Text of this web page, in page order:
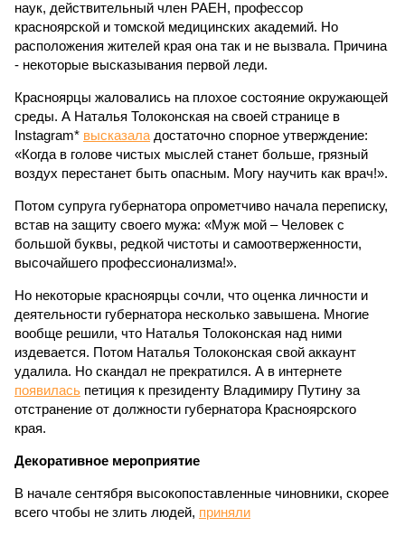
наук, действительный член РАЕН, профессор
красноярской и томской медицинских академий. Но
расположения жителей края она так и не вызвала. Причина
- некоторые высказывания первой леди.
Красноярцы жаловались на плохое состояние окружающей
среды. А Наталья Толоконская на своей странице в
Instagram* высказала достаточно спорное утверждение:
«Когда в голове чистых мыслей станет больше, грязный
воздух перестанет быть опасным. Могу научить как врач!».
Потом супруга губернатора опрометчиво начала переписку,
встав на защиту своего мужа: «Муж мой – Человек с
большой буквы, редкой чистоты и самоотверженности,
высочайшего профессионализма!».
Но некоторые красноярцы сочли, что оценка личности и
деятельности губернатора несколько завышена. Многие
вообще решили, что Наталья Толоконская над ними
издевается. Потом Наталья Толоконская свой аккаунт
удалила. Но скандал не прекратился. А в интернете
появилась петиция к президенту Владимиру Путину за
отстранение от должности губернатора Красноярского
края.
Декоративное мероприятие
В начале сентября высокопоставленные чиновники, скорее
всего чтобы не злить людей, приняли